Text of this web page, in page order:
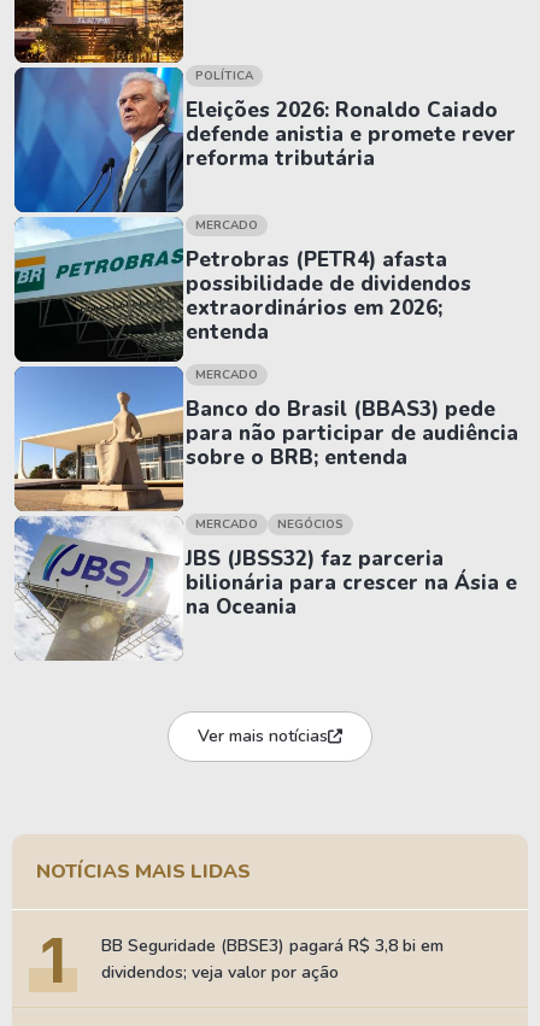
POLÍTICA
Eleições 2026: Ronaldo Caiado
defende anistia e promete rever
reforma tributária
MERCADO
Petrobras (PETR4) afasta
possibilidade de dividendos
extraordinários em 2026;
entenda
MERCADO
Banco do Brasil (BBAS3) pede
para não participar de audiência
sobre o BRB; entenda
MERCADO NEGÓCIOS
JBS (JBSS32) faz parceria
bilionária para crescer na Ásia e
na Oceania
Ver mais notícias
NOTÍCIAS MAIS LIDAS
1
BB Seguridade (BBSE3) pagará R$ 3,8 bi em
dividendos; veja valor por ação